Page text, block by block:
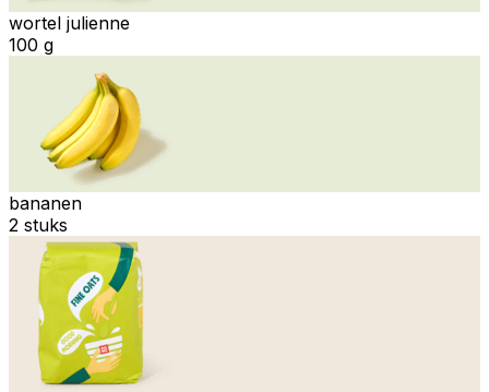
wortel julienne
100 g
bananen
2 stuks